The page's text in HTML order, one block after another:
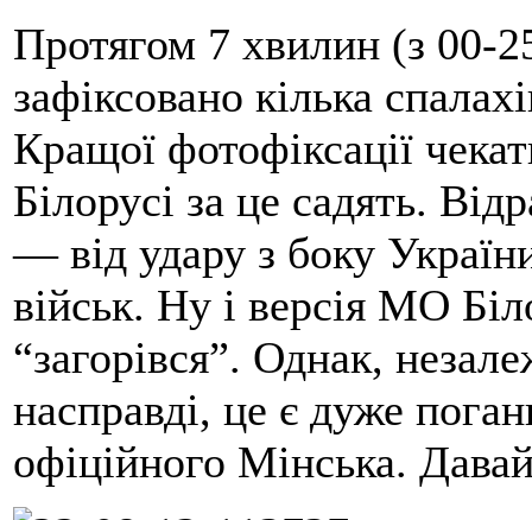
Протягом 7 хвилин (з 00-
зафіксовано кілька
Кращої фотофіксації
Білорусі за це садять.
— від удару з боку
військ. Ну і версія МО
“загорівся”. Однак,
насправді, це є дуже
офіційного Мінська.